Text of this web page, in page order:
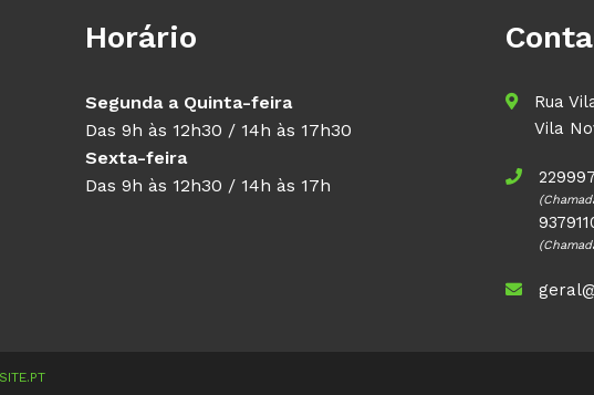
Horário
Segunda a Quinta-feira
Das 9h às 12h30 / 14h às 17h30
Sexta-feira
Das 9h às 12h30 / 14h às 17h
Rua
Vila
SITE.PT